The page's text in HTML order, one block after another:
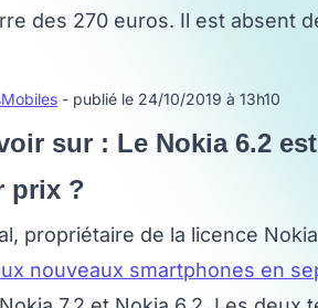
des 270 euros. Il est absent
- publié le 24/10/2019 à 13h10
sur : Le Nokia 6.2
prix ?
propriétaire de la licence
nouveaux smartphones en